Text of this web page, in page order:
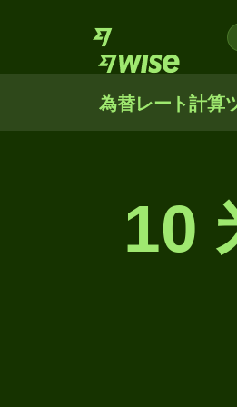
為替レート計算
10